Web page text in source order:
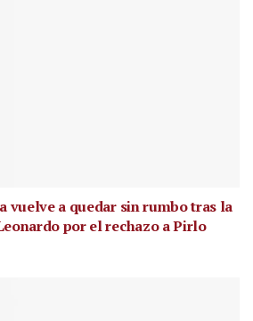
vuelve a quedar sin rumbo tras la
por el rechazo a Pirlo